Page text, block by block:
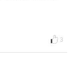
3